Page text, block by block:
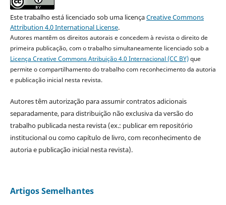
Este trabalho está licenciado sob uma licençaCreative Commons
Attribution 4.0 International License.
Autores mantêm os direitos autorais e concedem à revista o direito de
primeira publicação, com o trabalho simultaneamente licenciado sob a
Licença Creative Commons Atribuição 4.0 Internacional (CC BY)que
permite o compartilhamento do trabalho com reconhecimento da autoria
e publicação inicial nesta revista.
Autores têm autorização para assumir contratos adicionais
separadamente, para distribuição não exclusiva da versão do
trabalho publicada nesta revista (ex.: publicar em repositório
institucional ou como capítulo de livro, com reconhecimento de
autoria e publicação inicial nesta revista).
Artigos Semelhantes